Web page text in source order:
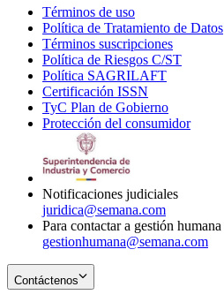
Términos de uso
in
new
window
Política de Tratamiento de Datos
Términos suscripciones
in
Política de Riesgos C/ST
Política SAGRILAFT
new
window
Certificación ISSN
in
new
TyC Plan de Gobierno
in
Protección del consumidorOpens
Notificaciones judiciales
juridica@semana.com
Para contactar a gestión humana
gestionhumana@semana.com
Contáctenos